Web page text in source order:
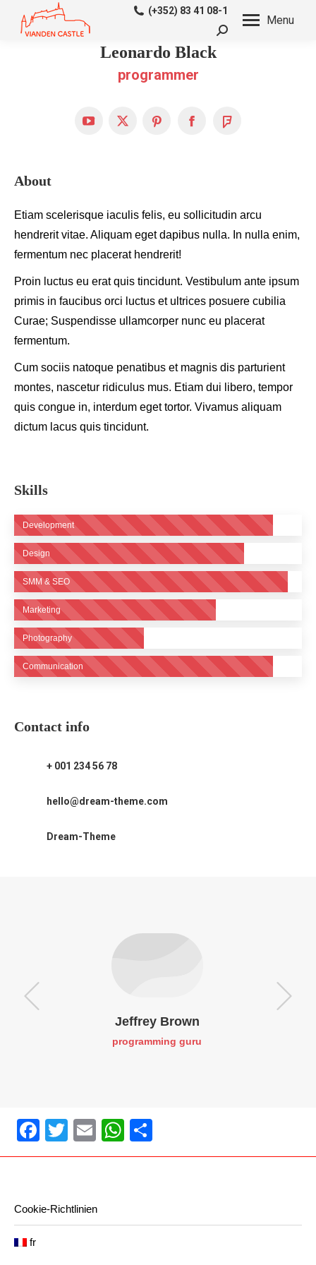
Menu
(+352) 83 41 08-1
Recherche
Leonardo Black
programmer
YouTube
X PinterestFacebookFoursquare
About
Etiam scelerisque iaculis felis, eu sollicitudin arcu
hendrerit vitae. Aliquam eget dapibus nulla. In nulla enim,
fermentum nec placerat hendrerit!
Proin luctus eu erat quis tincidunt. Vestibulum ante ipsum
primis in faucibus orci luctus et ultrices posuere cubilia
Curae; Suspendisse ullamcorper nunc eu placerat
fermentum.
Cum sociis natoque penatibus et magnis dis parturient
montes, nascetur ridiculus mus. Etiam dui libero, tempor
quis congue in, interdum eget tortor. Vivamus aliquam
dictum lacus quis tincidunt.
Skills
Development
Design
SMM & SEO
Marketing
Photography
Communication
Contact info
+ 001 234 56 78
hello@dream-theme.com
Dream-Theme
Jeffrey Brown
programming guru
Facebook
Twitter
EmailWhatsApp
Cookie-Richtlinien
fr